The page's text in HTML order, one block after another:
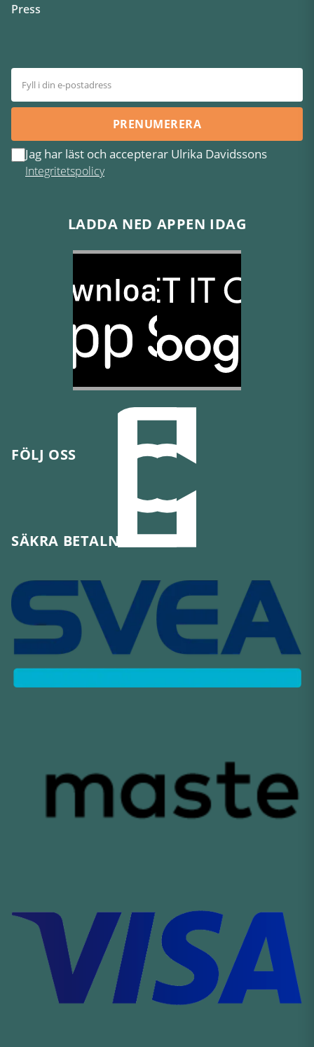
Press
PRENUMERERA
Jag har läst och accepterar Ulrika Davidssons
Integritetspolicy
LADDA NED APPEN IDAG
FÖLJ OSS
SÄKRA BETALNINGAR